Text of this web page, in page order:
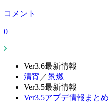
コメント
0
Ver3.6最新情報
清宵 ／景燃
Ver3.5最新情報
Ver3.5アプデ情報まとめ